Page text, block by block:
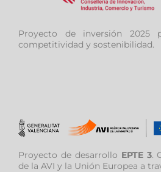
Proyecto de inversión 2025
competitividad y sostenibilidad.
Proyecto de desarrollo EPTE 3.
de la AVI y la Unión Europea a